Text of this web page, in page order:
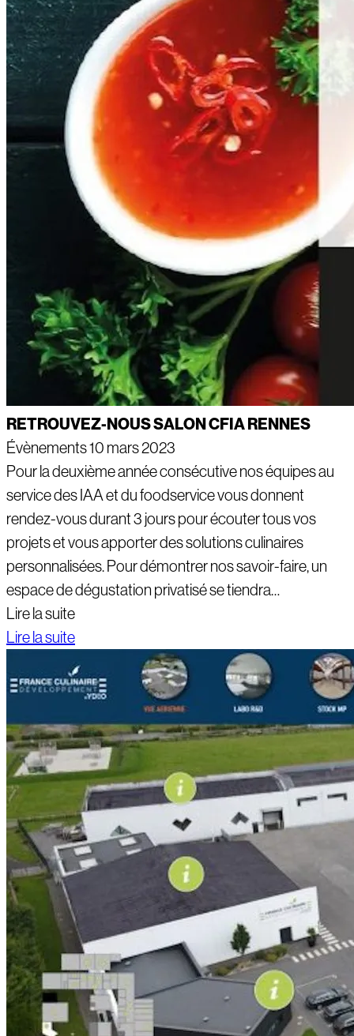
RETROUVEZ-NOUS SALON CFIA RENNES
Évènements10 mars 2023
Pour la deuxième année consécutive nos équipes au
service des IAA et du foodservice vous donnent
rendez-vous durant 3 jours pour écouter tous vos
projets et vous apporter des solutions culinaires
personnalisées. Pour démontrer nos savoir-faire, un
espace de dégustation privatisé se tiendra…
Lire la suite
Lire la suite